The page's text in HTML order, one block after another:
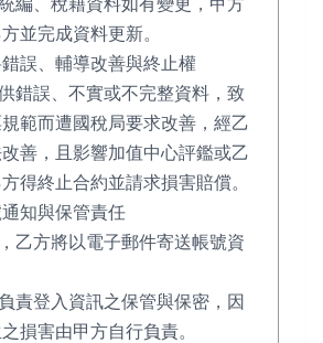
編、稅籍資料如有變更，甲方
並完成資料更新。
誤、輔導改善與終止權
錯誤、不實或不完整資料，致
範而遭國稅局要求改善，經乙
善，且影響加值中心評鑑或乙
得終止合約並請求損害賠償。
知與保管責任
乙方將以電子郵件寄送帳號資
責登入資訊之保管與保密，因
損害由甲方自行負責。